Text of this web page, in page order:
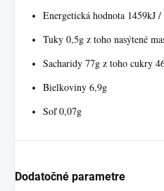
Energetická hodnota 1459kJ
Tuky 0,5g z toho nasýtené
Sacharidy 77g z toho cukry
Bielkoviny 6,9g
Soľ 0,07g
Dodatočné parametre